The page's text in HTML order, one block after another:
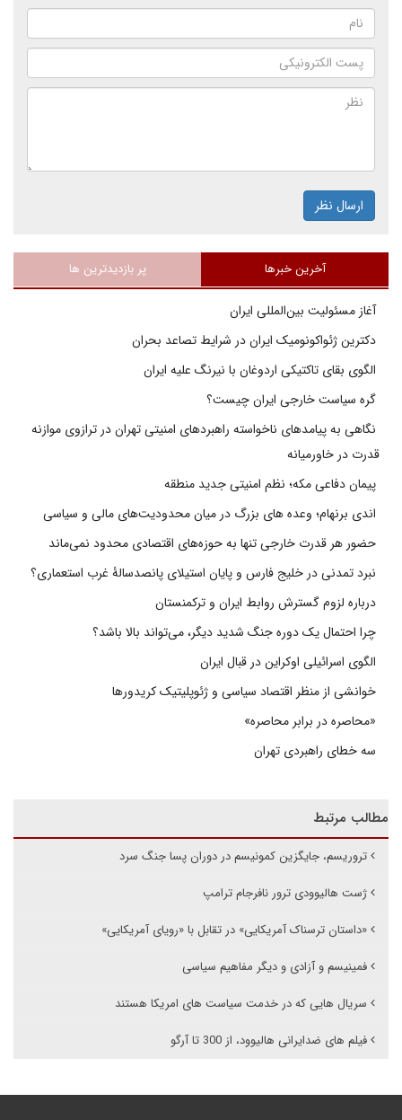
ارسال نظر
آخرین خبرها پر بازدیدترین ها
آغاز مسئولیت بین‌المللی ایران
دکترین ژئواکونومیک ایران در شرایط تصاعد بحران
الگوی بقای تاکتیکی اردوغان با نیرنگ علیه ایران
گره سیاست خارجی ایران چیست؟
نگاهی به پیامدهای ناخواسته راهبردهای امنیتی تهران در ترازوی موازنه
قدرت در خاورمیانه
پیمان دفاعی مکه؛ نظم امنیتی جدید منطقه
اندی برنهام؛ وعده های بزرگ در میان محدودیت‌های مالی و سیاسی
حضور هر قدرت خارجی تنها به حوزه‌های اقتصادی محدود نمی‌ماند
نبرد تمدنی در خلیج فارس و پایان استیلای پانصدسالۀ غرب استعماری؟
درباره لزوم گسترش روابط ایران و ترکمنستان
چرا احتمال یک دوره جنگ شدید دیگر، می‌تواند بالا باشد؟
الگوی اسرائیلی اوکراین در قبال ایران
خوانشی از منظر اقتصاد سیاسی و ژئوپلیتیک کریدورها
«محاصره در برابر محاصره»
سه خطای راهبردی تهران
مطالب مرتبط
تروریسم، جایگزین کمونیسم در دوران پسا جنگ سرد
ژست هالیوودی ترور نافرجام ترامپ
«داستان ترسناک آمریکایی» در تقابل با «رویای آمریکایی»
فمینیسم و آزادی و دیگر مفاهیم سیاسی
سریال هایی که در خدمت سیاست های امریکا هستند
فیلم های ضدایرانی هالیوود، از 300 تا آرگو